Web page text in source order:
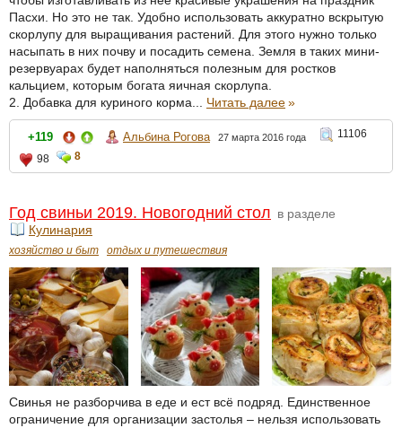
Пасхи. Но это не так. Удобно использовать аккуратно вскрытую
скорлупу для выращивания растений. Для этого нужно только
насыпать в них почву и посадить семена. Земля в таких мини-
резервуарах будет наполняться полезным для ростков
кальцием, которым богата яичная скорлупа.
2. Добавка для куриного корма... Читать далее»
+119 Альбина Рогова 27 марта 2016 года
11106
98
8
Год свиньи 2019. Новогодний стол в разделе
Кулинария
хозяйство и быт отдых и путешествия
Свинья не разборчива в еде и ест всё подряд. Единственное
ограничение для организации застолья – нельзя использовать